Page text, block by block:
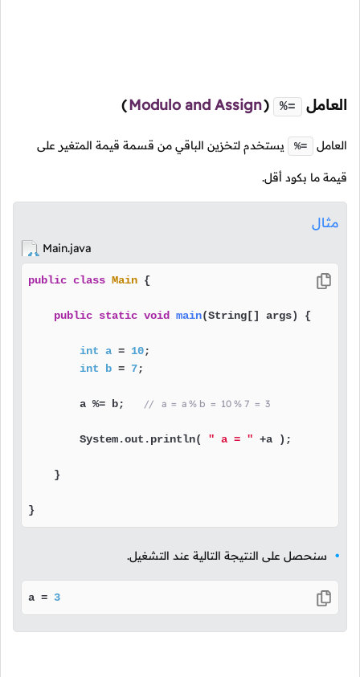
العامل %=
(
Modulo and Assign
)
العامل %= يستخدم لتخزين الباقي من قسمة قيمة المتغير على
قيمة ما بكود أقل.
مثال
Main.java
public class Main {
public static void main(String[] args) {
int a = 10;
int
b = 7;
        a %= b;
//   a  =  a % b  =  10 % 7  =  3
        System.out.println(
" a = " +a );
    }
}
سنحصل على النتيجة التالية عند التشغيل.
a = 3